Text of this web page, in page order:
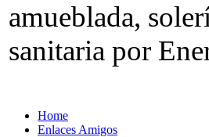
amueblada,
sanitaria por
Home
Enlaces Amigos